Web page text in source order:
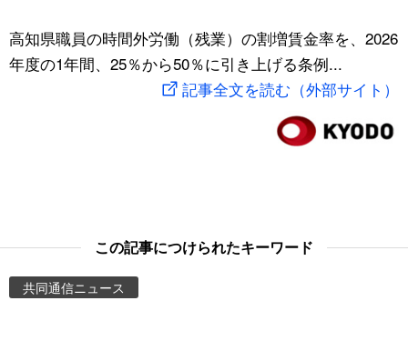
文化
動画/Live
スポーツ・東京2020
高知県職員の時間外労働（残業）の割増賃金率を、2026
年度の1年間、25％から50％に引き上げる条例...
記事全文を読む（外部サイト）
この記事につけられたキーワード
共同通信ニュース